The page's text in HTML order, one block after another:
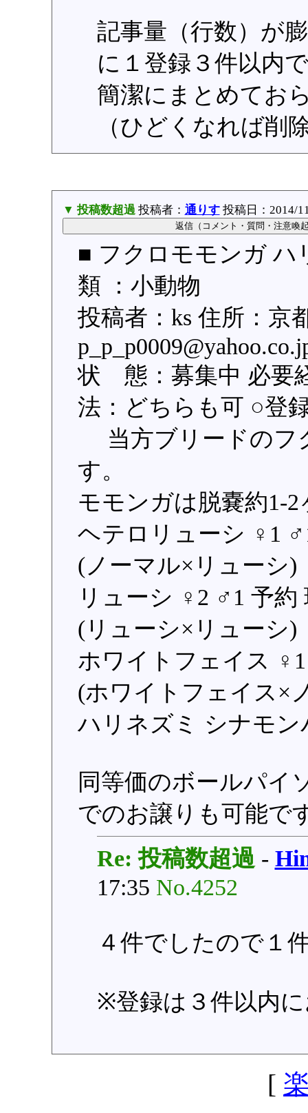
記事量（行数）が
に１登録３件以内
簡潔にまとめてお
（ひどくなれば削
▼ 投稿数超過投稿者： 通りす投稿日：2014/
■ フクロモモンガ
類 ：小動物
投稿者：ks 住所：京
状 態：募集中 必要
法：どちらも可 ○登
当方ブリードのフ
す。
モモンガは脱嚢約1-
ヘテロリューシ ♀1
(ノーマル×リューシ)
リューシ ♀2 ♂1 予約
(リューシ×リューシ)
ホワイトフェイス
(ホワイトフェイス×
ハリネズミ シナモ
同等価のボールパイ
でのお譲りも可能で
Re: 投稿数超過 -
17:35 No.4252
４件でしたので１
※登録は３件以内
[